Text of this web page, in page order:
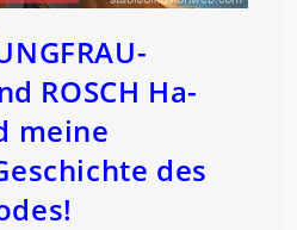
ROSCH Ha-
meine
des